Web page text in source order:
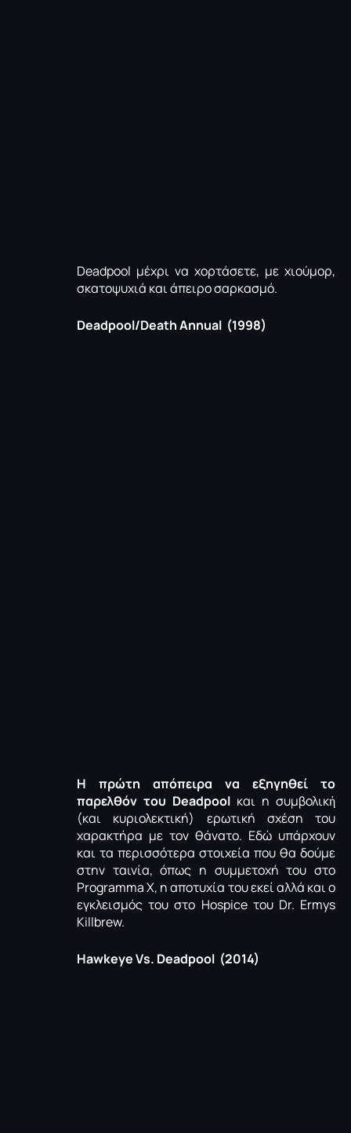
Deadpool μέχρι να χορτάσετε, με χιούμορ,
σκατοψυχιά και άπειρο σαρκασμό.
Deadpool/Death Annual (1998)
Η πρώτη απόπειρα να εξηγηθεί το
παρελθόν του Deadpool και η συμβολικἠ
(και κυριολεκτική) ερωτική σχέση του
χαρακτήρα με τον θάνατο. Εδώ υπάρχουν
και τα περισσότερα στοιχεία που θα δούμε
στην ταινία, όπως η συμμετοχή του στο
Programma X, η αποτυχία του εκεί αλλά και ο
εγκλεισμός του στο Hospice του Dr. Ermys
Killbrew.
Hawkeye Vs. Deadpool (2014)